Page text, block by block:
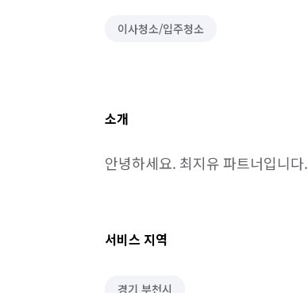
이사청소/입주청소
소개
안녕하세요. 최지유 파트너입니다.
서비스 지역
경기 부천시